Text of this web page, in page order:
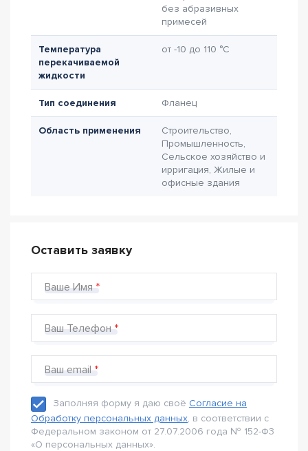
без абразивных
примесей
Температура
перекачиваемой
жидкости
от -10 до 110 °C
Тип соединения Фланец
Область применения
Строительство,
Промышленность,
Сельское хозяйство и
ирригация, Жилые и
офисные здания
Оставить заявку
Ваше Имя
Ваш Телефон
Ваш email
Заполняя форму я даю своё Согласие на
Обработку персональных данных, в соответствии с
Федеральном законом от 27.07.2006 года № 152-Ф3
«О персональных данных».